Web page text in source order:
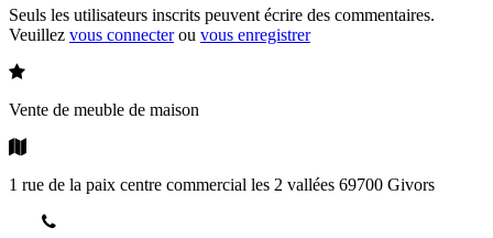
Seuls les utilisateurs inscrits peuvent écrire des commentaires.
Veuillez vous connecterou vous enregistrer
Vente de meuble de maison
1 rue de la paix centre commercial les 2 vallées 69700 Givors